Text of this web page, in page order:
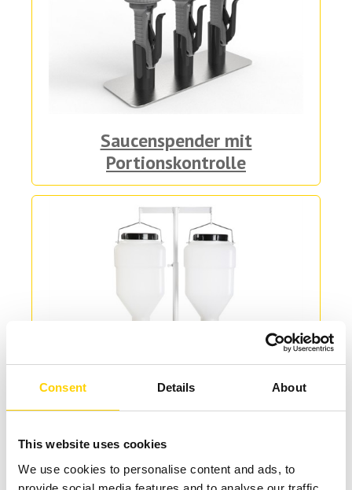
Consent Details About
This website uses cookies
We use cookies to personalise content and ads, to
Saucenspender mit
Portionskontrolle
Saucenspender